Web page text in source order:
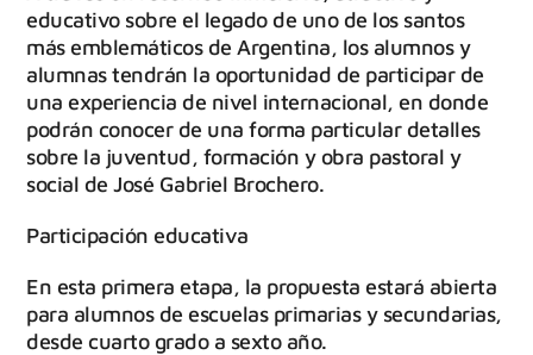
educativo sobre el legado de uno de los santos
más emblemáticos de Argentina, los alumnos y
alumnas tendrán la oportunidad de participar de
una experiencia de nivel internacional, en donde
podrán conocer de una forma particular detalles
sobre la juventud, formación y obra pastoral y
social de José Gabriel Brochero.
Participación educativa
En esta primera etapa, la propuesta estará abierta
para alumnos de escuelas primarias y secundarias,
desde cuarto grado a sexto año.